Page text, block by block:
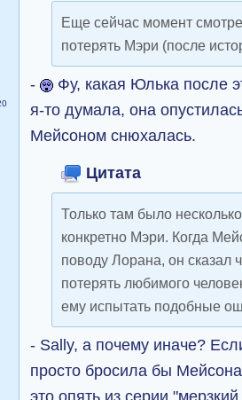
Еще сейчас момент
потерять Мэри (после
-
Фу, какая Юлька после
я-то думала, она
Мейсоном снюхалась.
Цитата
Только там было
конкретно Мэри. Когда
поводу Лорана, он сказал
потерять любимого
ему испытать подобные
- Sally, а почему иначе?
просто бросила бы
это опять из серии